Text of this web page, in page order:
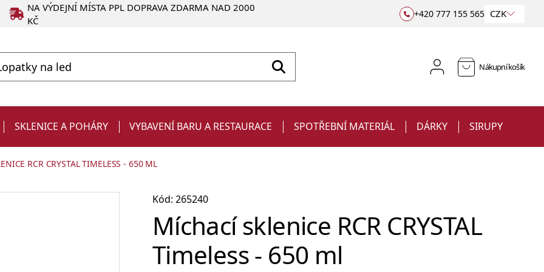
NA VÝDEJNÍ MÍSTA PPL DOPRAVA ZDARMA NAD 2000
KČ
+420 777 155 565 CZK
Nákupní košík
Jiggery a odměrky
SKLENICE A POHÁRY
na víno
VYBAVENÍ BARU A RESTAURACE
Chladiče na víno a zásobníky Barové podložky a rohože
SPOTŘEBNÍ MATERIÁL
Ubrousky
DÁRKY
Sklenice s potiskem
SIRUPY
RCR CRYSTAL TIMELESS - 650 ML
Kód: 265240
Míchací sklenice RCR CRYSTAL
Timeless - 650 ml